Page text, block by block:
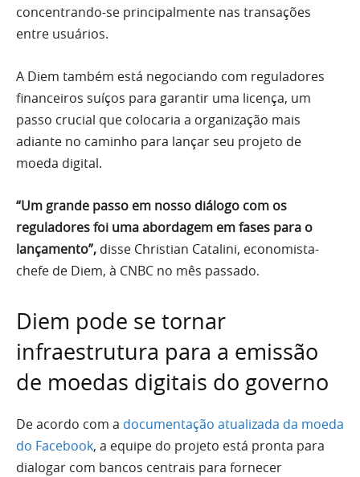
concentrando-se principalmente nas transações
entre usuários.
A Diem também está negociando com reguladores
financeiros suíços para garantir uma licença, um
passo crucial que colocaria a organização mais
adiante no caminho para lançar seu projeto de
moeda digital.
“Um grande passo em nosso diálogo com os
reguladores foi uma abordagem em fases para o
lançamento”, disse Christian Catalini, economista-
chefe de Diem, à CNBC no mês passado.
Diem pode se tornar
infraestrutura para a emissão
de moedas digitais do governo
De acordo com a documentação atualizada da moeda
do Facebook, a equipe do projeto está pronta para
dialogar com bancos centrais para fornecer